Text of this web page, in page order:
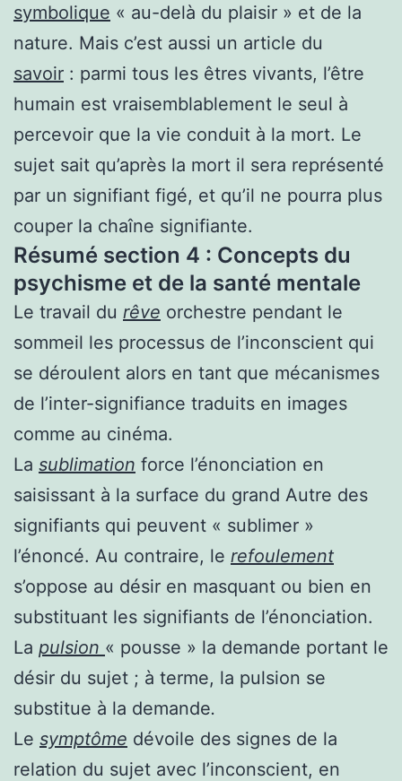
symbolique « au-delà du plaisir » et de la
nature. Mais c’est aussi un article du
savoir : parmi tous les êtres vivants, l’être
humain est vraisemblablement le seul à
percevoir que la vie conduit à la mort. Le
sujet sait qu’après la mort il sera représenté
par un signifiant figé, et qu’il ne pourra plus
couper la chaîne signifiante.
Résumé section 4 : Concepts du
psychisme et de la santé mentale
Le travail du rêve orchestre pendant le
sommeil les processus de l’inconscient qui
se déroulent alors en tant que mécanismes
de l’inter-signifiance traduits en images
comme au cinéma.
La sublimation force l’énonciation en
saisissant à la surface du grand Autre des
signifiants qui peuvent « sublimer »
l’énoncé. Au contraire, le refoulement
s’oppose au désir en masquant ou bien en
substituant les signifiants de l’énonciation.
La pulsion « pousse » la demande portant le
désir du sujet ; à terme, la pulsion se
substitue à la demande.
Le symptôme dévoile des signes de la
relation du sujet avec l’inconscient, en